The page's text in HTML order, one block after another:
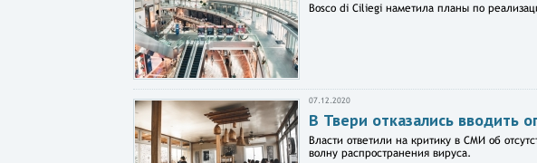
Bosco di Ciliegi наметила планы по
07.12.2020
В Твери отказались вводить
Власти ответили на критику в СМИ об
волну распространения вируса.